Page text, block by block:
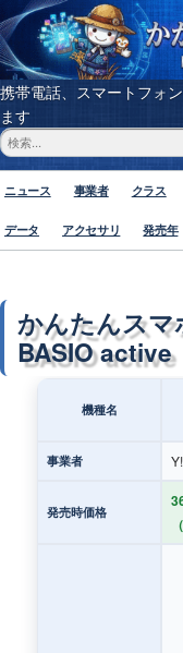
携帯電話、スマートフォ
ます
ニュース 事業者 クラス
データ アクセサリ 発売年
かんたんスマ
BASIO active
機種名
事業者
発売時価格